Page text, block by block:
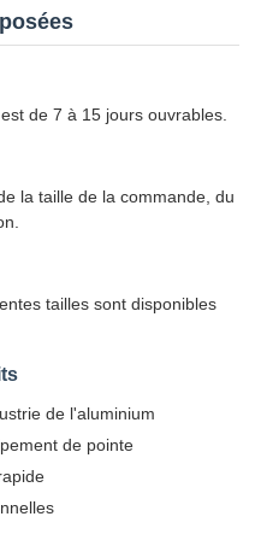
de 7 à 15 jours ouvrables.
la taille de la commande, du
tailles sont disponibles
de l'aluminium
de pointe